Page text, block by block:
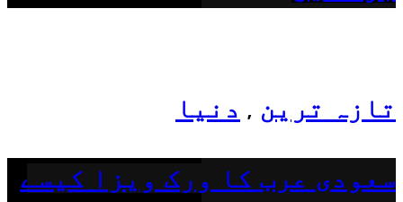
تازہ ترین , دنیا
سعودی عرب کا ورک ویزا کیسے